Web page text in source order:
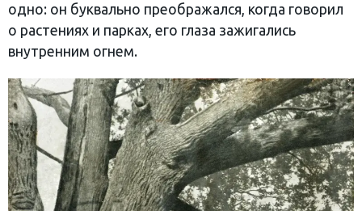
одно: он буквально преображался, когда говорил
о растениях и парках, его глаза зажигались
внутренним огнем.